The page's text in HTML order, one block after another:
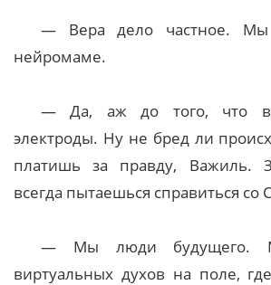
— Вера дело частное.
нейромаме.
— Да, аж до того, что
электроды. Ну не бред ли
платишь за правду,
всегда пытаешься справиться со
— Мы люди будущего.
виртуальных духов на поле,